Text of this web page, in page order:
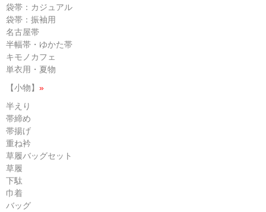
袋帯：カジュアル
袋帯：振袖用
名古屋帯
半幅帯・ゆかた帯
キモノカフェ
単衣用・夏物
【小物】 »
半えり
帯締め
帯揚げ
重ね衿
草履バッグセット
草履
下駄
巾着
バッグ